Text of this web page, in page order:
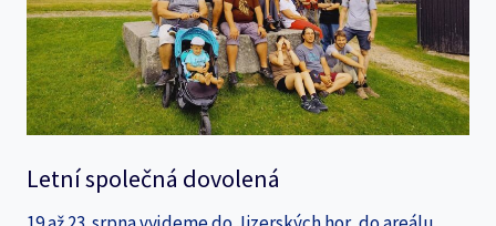
Letní společná dovolená